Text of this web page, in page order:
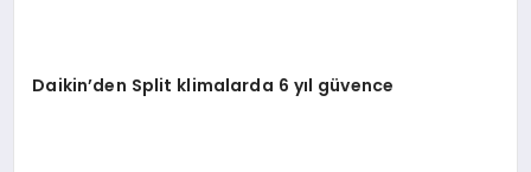
Daikin’den Split klimalarda 6 yıl güvence